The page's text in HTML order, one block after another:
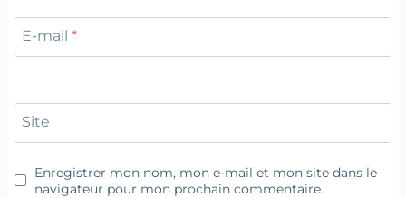
E-mail *
Site
Enregistrer mon nom, mon e-mail et mon site dans le
navigateur pour mon prochain commentaire.